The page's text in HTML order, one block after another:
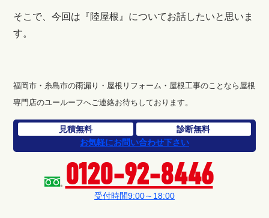
そこで、今回は『陸屋根』についてお話したいと思いま
す。
福岡市・糸島市の雨漏り・屋根リフォーム・屋根工事のことなら屋根
専門店のユールーフへご連絡お待ちしております。
見積無料
診断無料
お気軽にお問い合わせ下さい
0120-92-8446
受付時間9:00～18:00